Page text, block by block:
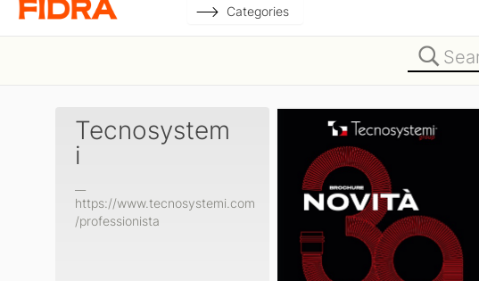
Categories
Tecnosystem
i
https://www.tecnosystemi.com
/professionista